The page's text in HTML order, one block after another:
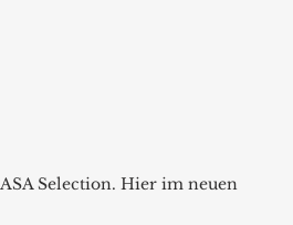
Selection. Hier im neuen